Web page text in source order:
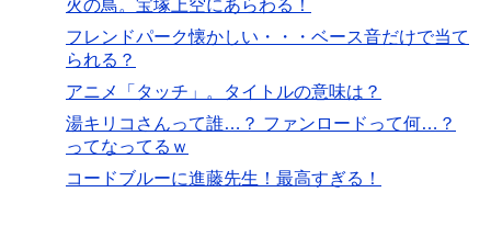
火の鳥。宝塚上空にあらわる！
フレンドパーク懐かしい・・・ベース音だけで当て
られる？
アニメ「タッチ」。タイトルの意味は？
湯キリコさんって誰…？ ファンロードって何…？
ってなってるｗ
コードブルーに進藤先生！最高すぎる！